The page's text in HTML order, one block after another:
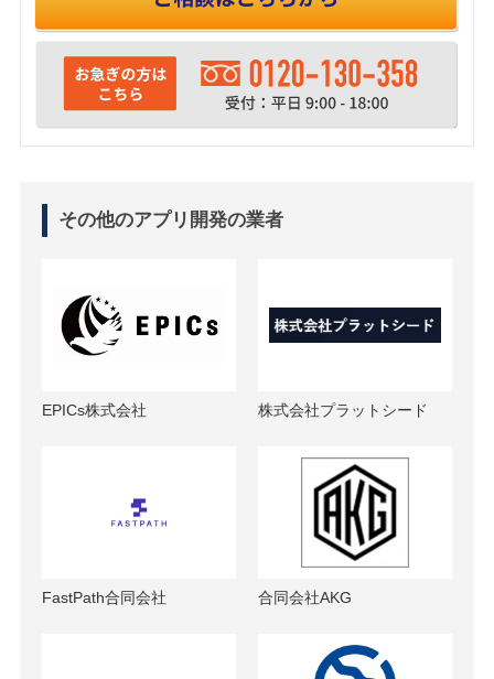
その他のアプリ開発の業者
EPICs株式会社 株式会社プラットシード
FastPath合同会社 合同会社AKG